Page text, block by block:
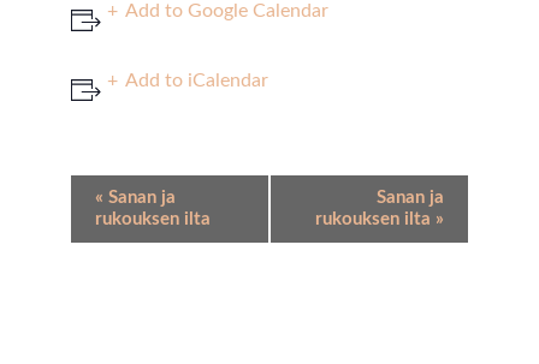
Add to Google Calendar
Add to iCalendar
Event
Navigation
« Sanan ja
rukouksen ilta
Sanan ja
rukouksen ilta »